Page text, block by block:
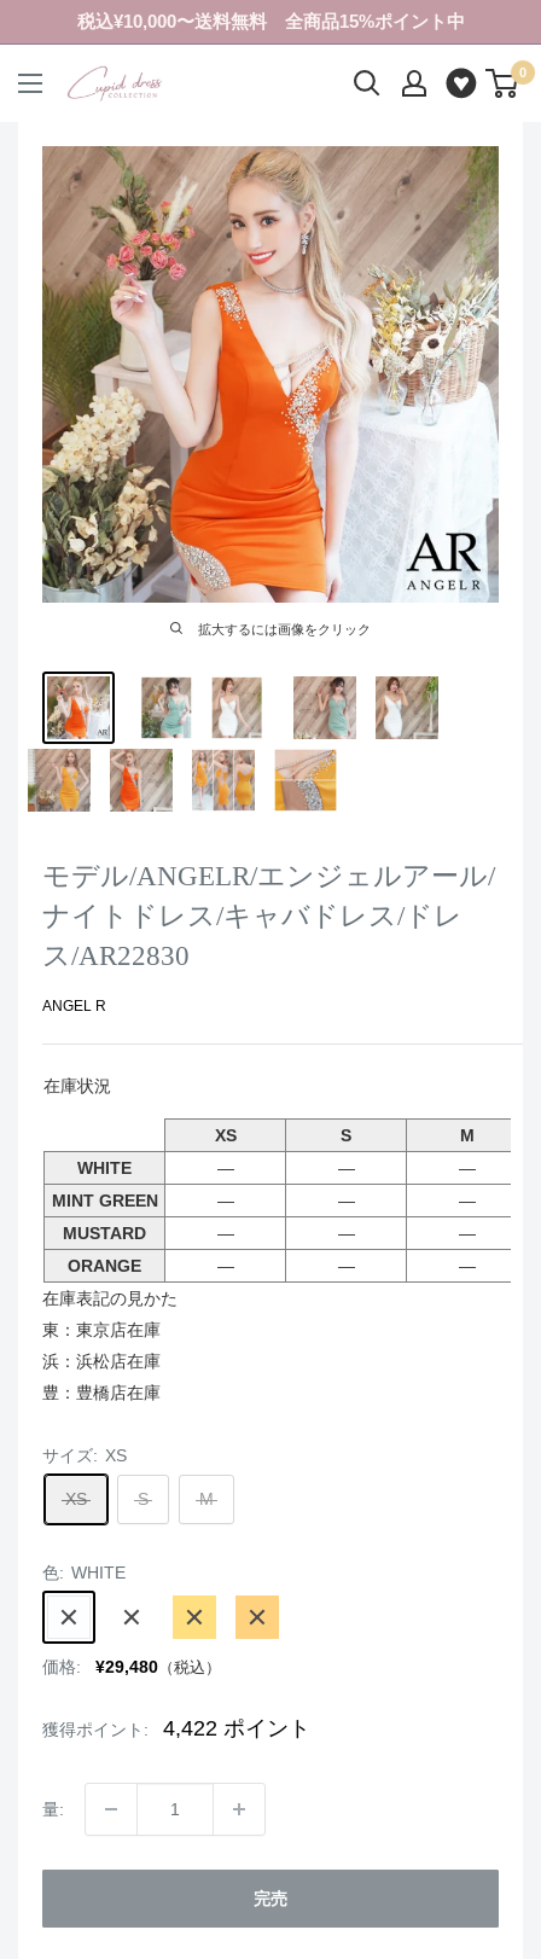
ン
税込¥10,000〜送料無料 全商品15%ポイント中
ク
ド
ド
レ
コ
レ
ク
シ
ョ
ン
0
拡大するには画像をクリック
モデル/ANGELR/エンジェルアール/
ナイトドレス/キャバドレス/ドレ
ス/AR22830
ANGEL R
在庫状況
XS S
M
WHITE
― ―
―
MINT GREEN
― ―
―
MUSTARD
― ―
―
ORANGE
― ―
―
在庫表記の見かた
東：東京店在庫
浜：浜松店在庫
豊：豊橋店在庫
サイズ: XS
XS S M
色: WHITE
WHITE
MINT
MUSTARDORANGE
価格:
販
¥29,480 （税込）
獲得ポイント: 4,422 ポイント
量:
完売